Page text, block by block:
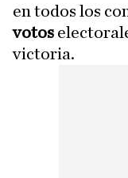
en todos los
votos
victoria.